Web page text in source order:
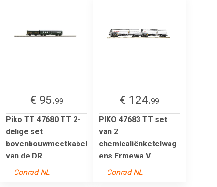
€ 95.99
Piko TT 47680 TT 2-
delige set
bovenbouwmeetkabel
van de DR
Conrad NL
€ 124.99
PIKO 47683 TT set
van 2
chemicaliënketelwag
ens Ermewa V...
Conrad NL